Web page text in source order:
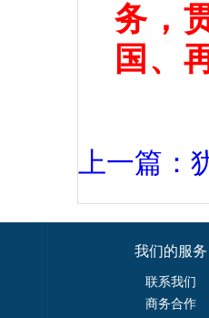
务，
国、
上一篇：
我们的服务
联系我们
商务合作